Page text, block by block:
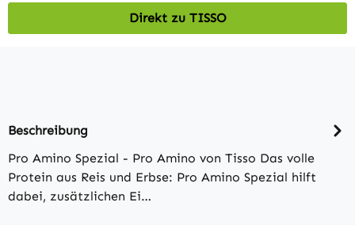
Direkt zu TISSO
Beschreibung
Pro Amino Spezial - Pro Amino von Tisso Das volle
Protein aus Reis und Erbse: Pro Amino Spezial hilft
dabei, zusätzlichen Ei…